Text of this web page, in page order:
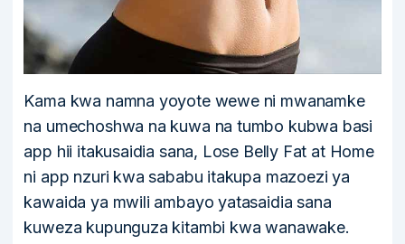
Kama kwa namna yoyote wewe ni mwanamke
na umechoshwa na kuwa na tumbo kubwa basi
app hii itakusaidia sana, Lose Belly Fat at Home
ni app nzuri kwa sababu itakupa mazoezi ya
kawaida ya mwili ambayo yatasaidia sana
kuweza kupunguza kitambi kwa wanawake.